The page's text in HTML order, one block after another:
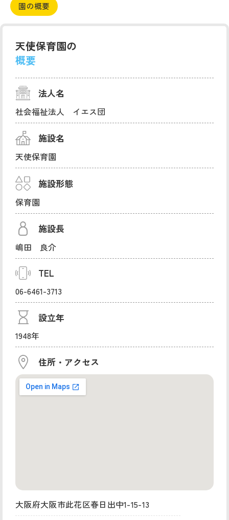
園の概要
天使保育園の
概要
法人名
社会福祉法人 イエス団
施設名
天使保育園
施設形態
保育園
施設長
嶋田 良介
TEL
06-6461-3713
設立年
1948年
住所・アクセス
大阪府大阪市此花区春日出中1-15-13